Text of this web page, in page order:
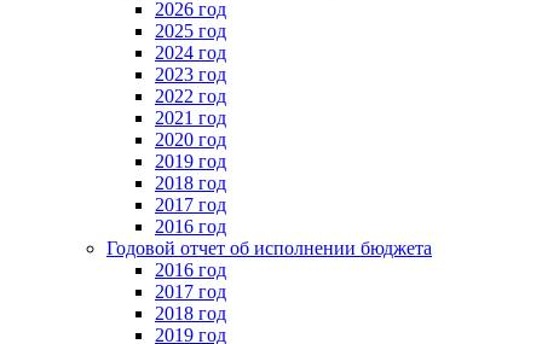
2026 год
2025 год
2024 год
2023 год
2022 год
2021 год
2020 год
2019 год
2018 год
2017 год
2016 год
Годовой отчет об исполнении бюджета
2016 год
2017 год
2018 год
2019 год